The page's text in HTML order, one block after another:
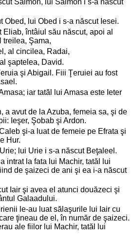
Salmon, lui Salmon i s-a născut
Obed, lui Obed i s-a născut Iesei.
Eliab, întâiul său născut, apoi al
treilea, Şama,
al cincilea, Radai,
şaptelea, David.
şi Abigail. Fiii Ţeruiei au fost
iar tatăl lui Amasa este Ieter
a avut de la Azuba, femeia sa, şi de
Ieşer, Şobab şi Ardon.
şi-a luat de femeie pe Efrata şi
Hur.
lui Urie i s-a născut Beţaleel.
intrat la fata lui Machir, tatăl lui
de şaizeci de ani şi ea i-a născut
Iair şi avea el atunci douăzeci şi
Galaadului.
le-au luat sălaşurile lui Iair cu
ţineau de el, în număr de şaizeci.
ale fiilor lui Machir, tatăl lui